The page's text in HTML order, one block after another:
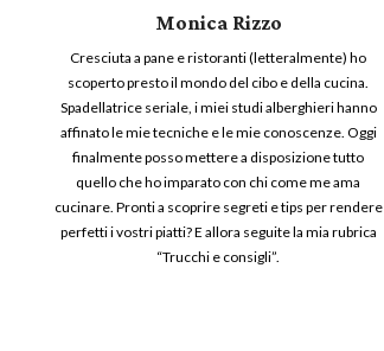
Monica Rizzo
Cresciuta a pane e ristoranti (letteralmente) ho
scoperto presto il mondo del cibo e della cucina.
Spadellatrice seriale, i miei studi alberghieri hanno
affinato le mie tecniche e le mie conoscenze. Oggi
finalmente posso mettere a disposizione tutto
quello che ho imparato con chi come me ama
cucinare. Pronti a scoprire segreti e tips per rendere
perfetti i vostri piatti? E allora seguite la mia rubrica
“Trucchi e consigli”.